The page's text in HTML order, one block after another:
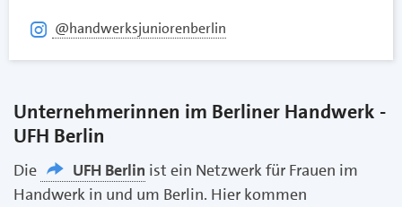
@handwerksjuniorenberlin
Unternehmerinnen im Berliner Handwerk -
UFH Berlin
Die UFH Berlin ist ein Netzwerk für Frauen im
Handwerk in und um Berlin. Hier kommen